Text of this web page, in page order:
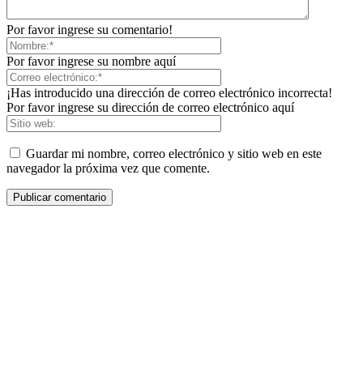
Por favor ingrese su comentario!
Por favor ingrese su nombre aquí
¡Has introducido una dirección de correo electrónico incorrecta!
Por favor ingrese su dirección de correo electrónico aquí
Guardar mi nombre, correo electrónico y sitio web en este
navegador la próxima vez que comente.